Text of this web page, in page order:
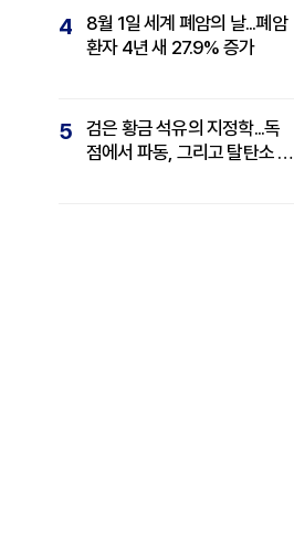
4
8월 1일 세계 폐암의 날...폐암
환자 4년 새 27.9% 증가
5
검은 황금 석유의 지정학...독
점에서 파동, 그리고 탈탄소 패